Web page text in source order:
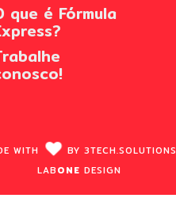
que é Fórmula
WITH BY 3TECH.SOLUTIONS
LABONE DESIGN